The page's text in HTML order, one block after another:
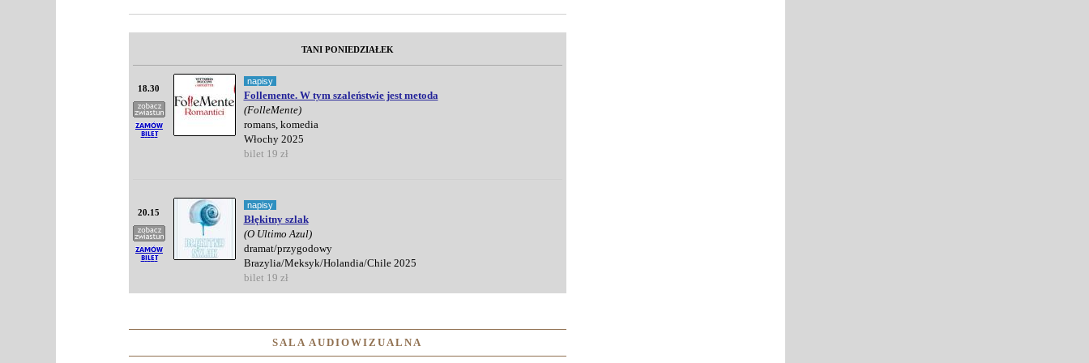
TANI PONIEDZIAŁEK
18.30
napisy
Follemente. W tym szaleństwie jest metoda
(FolleMente)
romans, komedia
Włochy 2025
bilet 19 zł
20.15
napisy
Błękitny szlak
(O Ultimo Azul)
dramat/przygodowy
Brazylia/Meksyk/Holandia/Chile 2025
bilet 19 zł
SALA AUDIOWIZUALNA